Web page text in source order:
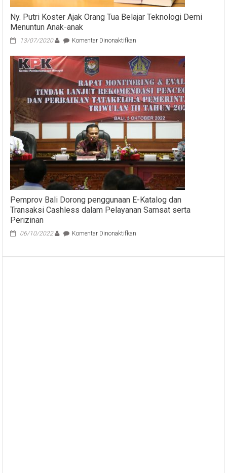
Kabupaten
Ny. Putri Koster Ajak Orang Tua Belajar Teknologi Demi
Menuntun Anak-anak
13/07/2020 Komentar Dinonaktifkan
Putri
Koster
Ajak
Orang
Tua
Belajar
Teknologi
Demi
Anak-
anak
Pemprov Bali Dorong penggunaan E-Katalog dan
Transaksi Cashless dalam Pelayanan Samsat serta
Perizinan
06/10/2022 Komentar Dinonaktifkan